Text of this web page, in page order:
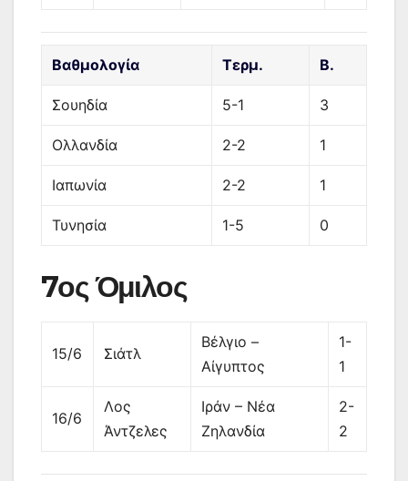
Βαθμολογία Τερμ. Β.
Σουηδία 5-1 3
Ολλανδία 2-2 1
Ιαπωνία 2-2 1
Τυνησία 1-5 0
7ος Όμιλος
15/6 Σιάτλ
Βέλγιο –
Αίγυπτος
1-
1
16/6
Λος
Άντζελες
Ιράν – Νέα
Ζηλανδία
2-
2